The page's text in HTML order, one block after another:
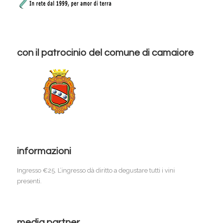
con il patrocinio del comune di camaiore
informazioni
Ingresso €25. L’ingresso dà diritto a degustare tutti i vini
presenti.